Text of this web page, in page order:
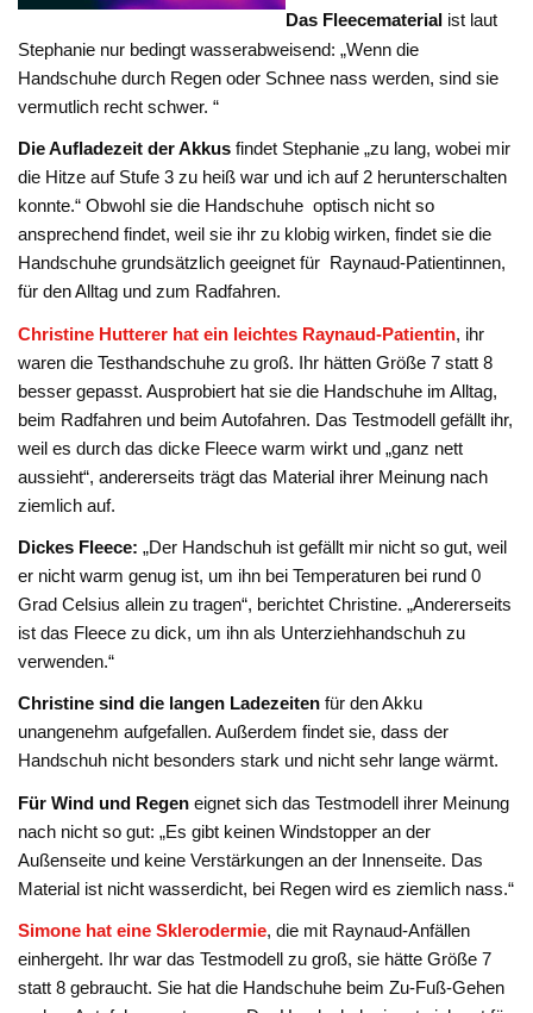
Das Fleecematerial ist laut
Stephanie nur bedingt wasserabweisend: „Wenn die
Handschuhe durch Regen oder Schnee nass werden, sind sie
vermutlich recht schwer. “
Die Aufladezeit der Akkus findet Stephanie „zu lang, wobei mir
die Hitze auf Stufe 3 zu heiß war und ich auf 2 herunterschalten
konnte.“ Obwohl sie die Handschuhe optisch nicht so
ansprechend findet, weil sie ihr zu klobig wirken, findet sie die
Handschuhe grundsätzlich geeignet für Raynaud-Patientinnen,
für den Alltag und zum Radfahren.
Christine Hutterer hat ein leichtes Raynaud-Patientin, ihr
waren die Testhandschuhe zu groß. Ihr hätten Größe 7 statt 8
besser gepasst. Ausprobiert hat sie die Handschuhe im Alltag,
beim Radfahren und beim Autofahren. Das Testmodell gefällt ihr,
weil es durch das dicke Fleece warm wirkt und „ganz nett
aussieht“, andererseits trägt das Material ihrer Meinung nach
ziemlich auf.
Dickes Fleece: „Der Handschuh ist gefällt mir nicht so gut, weil
er nicht warm genug ist, um ihn bei Temperaturen bei rund 0
Grad Celsius allein zu tragen“, berichtet Christine. „Andererseits
ist das Fleece zu dick, um ihn als Unterziehhandschuh zu
verwenden.“
Christine sind die langen Ladezeiten für den Akku
unangenehm aufgefallen. Außerdem findet sie, dass der
Handschuh nicht besonders stark und nicht sehr lange wärmt.
Für Wind und Regen eignet sich das Testmodell ihrer Meinung
nach nicht so gut: „Es gibt keinen Windstopper an der
Außenseite und keine Verstärkungen an der Innenseite. Das
Material ist nicht wasserdicht, bei Regen wird es ziemlich nass.“
Simone hat eine Sklerodermie, die mit Raynaud-Anfällen
einhergeht. Ihr war das Testmodell zu groß, sie hätte Größe 7
statt 8 gebraucht. Sie hat die Handschuhe beim Zu-Fuß-Gehen